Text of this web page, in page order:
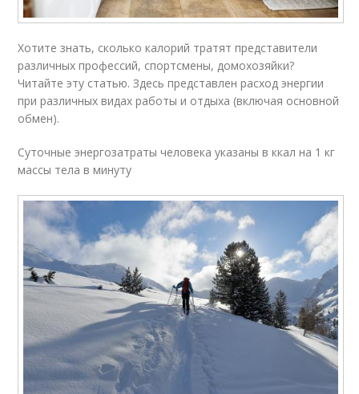
Хотите знать, сколько калорий тратят представители
различных профессий, спортсмены, домохозяйки?
Читайте эту статью. Здесь представлен расход энергии
при различных видах работы и отдыха (включая основной
обмен).
Суточные энергозатраты человека указаны в ккал на 1 кг
массы тела в минуту